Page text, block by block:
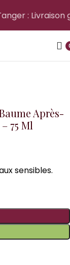
Après-
75 Ml
sensibles.
: Livraison